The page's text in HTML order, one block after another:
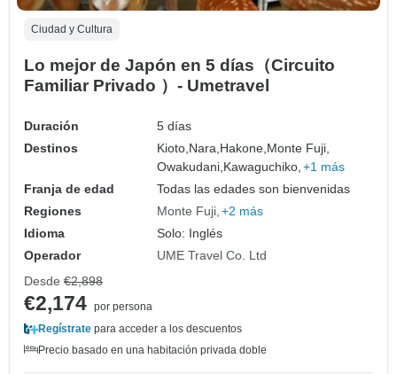
Ciudad y Cultura
Lo mejor de Japón en 5 días（Circuito
Familiar Privado ）- Umetravel
Duración
5 días
Destinos
Kioto,Nara,Hakone,Monte Fuji,
Owakudani,Kawaguchiko, +1 más
Franja de edad
Todas las edades son bienvenidas
Regiones
Monte Fuji +2 más
Idioma
Solo: Inglés
Operador
UME Travel Co. Ltd
Desde €2,898
€2,174 por persona
Regístrate para acceder a los descuentos
Precio basado en una habitación privada doble